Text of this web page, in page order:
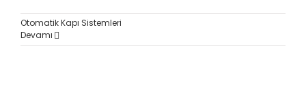
Otomatik Kapı Sistemleri
Devamı